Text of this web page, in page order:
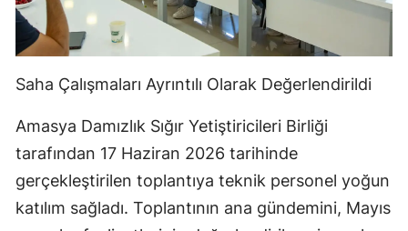
Saha Çalışmaları Ayrıntılı Olarak Değerlendirildi
Amasya Damızlık Sığır Yetiştiricileri Birliği
tarafından 17 Haziran 2026 tarihinde
gerçekleştirilen toplantıya teknik personel yoğun
katılım sağladı. Toplantının ana gündemini, Mayıs